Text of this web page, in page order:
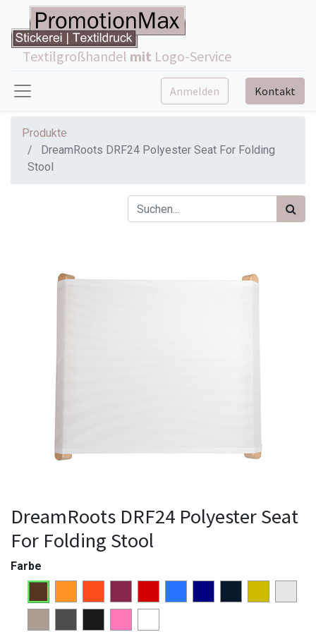
Textilgroßhandel mit Logo-Service
Anmelden Kontakt
Produkte
DreamRoots DRF24 Polyester Seat For Folding
Stool
DreamRoots DRF24 Polyester Seat
For Folding Stool
Farbe